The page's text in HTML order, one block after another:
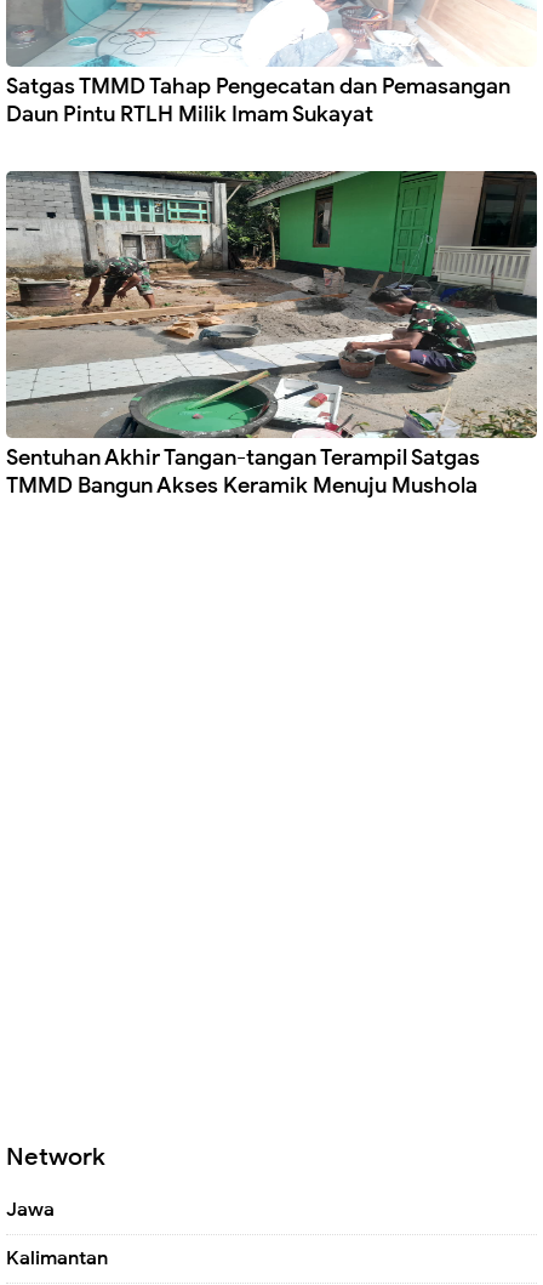
Satgas TMMD Tahap Pengecatan dan Pemasangan
Daun Pintu RTLH Milik Imam Sukayat
Sentuhan Akhir Tangan-tangan Terampil Satgas
TMMD Bangun Akses Keramik Menuju Mushola
Network
Jawa
Kalimantan